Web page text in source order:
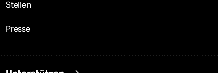
Stellen
Presse